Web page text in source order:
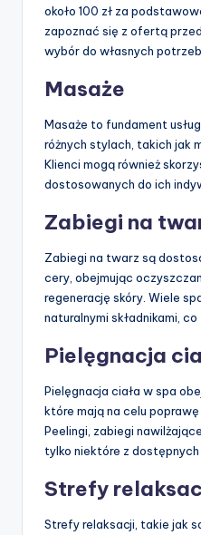
około 100 zł za
zapoznać się z ofertą
wybór do własnych
Masaże
Masaże to fundament
różnych stylach, takich jak
Klienci mogą również
dostosowanych do ich
Zabiegi na
Zabiegi na twarz są
cery, obejmując
regenerację skóry. Wiele
naturalnymi składnikami,
Pielęgnacja
Pielęgnacja ciała w spa
które mają na celu
Peelingi, zabiegi
tylko niektóre z dostępnych
Strefy
Strefy relaksacji, takie jak